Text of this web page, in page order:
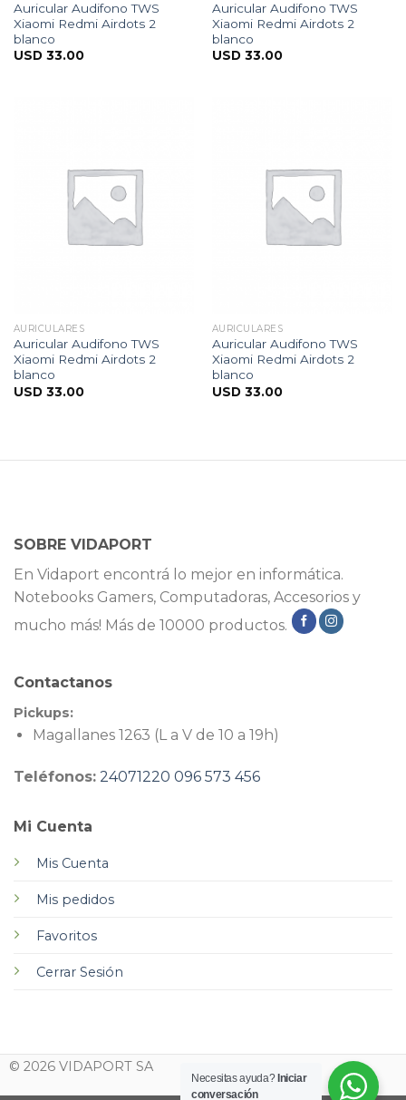
Auricular Audifono TWS
Xiaomi Redmi Airdots 2
blanco
USD 33.00
Auricular Audifono TWS
Xiaomi Redmi Airdots 2
blanco
USD 33.00
AURICULARES
Auricular Audifono TWS
Xiaomi Redmi Airdots 2
blanco
USD 33.00
AURICULARES
Auricular Audifono TWS
Xiaomi Redmi Airdots 2
blanco
USD 33.00
SOBRE VIDAPORT
En Vidaport encontrá lo mejor en informática.
Notebooks Gamers, Computadoras, Accesorios y
mucho más! Más de 10000 productos.
Mi Cuenta
Mis Cuenta
Mis pedidos
Favoritos
Cerrar Sesión
Contactanos
Pickups:
Magallanes 1263 (L a V de 10 a 19h)
Teléfonos: 24071220 096 573 456
© 2026 VIDAPORT SA
Necesitas ayuda? Iniciar
conversación